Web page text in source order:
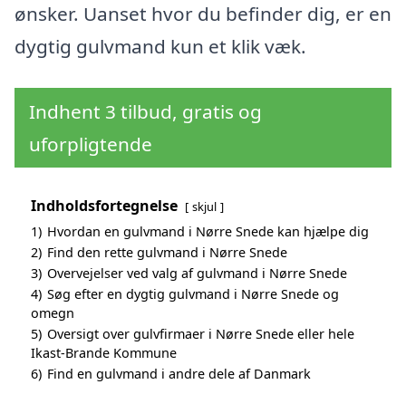
ønsker. Uanset hvor du befinder dig, er en
dygtig gulvmand kun et klik væk.
Indhent 3 tilbud, gratis og
uforpligtende
Indholdsfortegnelse skjul
1) Hvordan en gulvmand i Nørre Snede kan hjælpe dig
2) Find den rette gulvmand i Nørre Snede
3) Overvejelser ved valg af gulvmand i Nørre Snede
4) Søg efter en dygtig gulvmand i Nørre Snede og
omegn
5) Oversigt over gulvfirmaer i Nørre Snede eller hele
Ikast-Brande Kommune
6) Find en gulvmand i andre dele af Danmark